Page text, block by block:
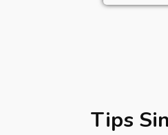
Tips